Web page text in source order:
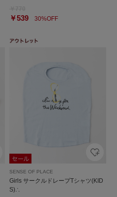
￥53930%OFF
SENSE OF PLACE
Girls サークルドレープTシャツ(KID
S)∴